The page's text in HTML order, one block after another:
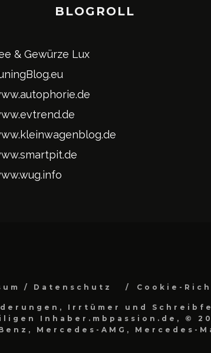
BLOGROLL
& Gewürze Lux
/ Datenschutz Cookie-
Irrtümer und
Inhaber.mbpassion.de, ©
Mercedes-AMG, Mercedes-